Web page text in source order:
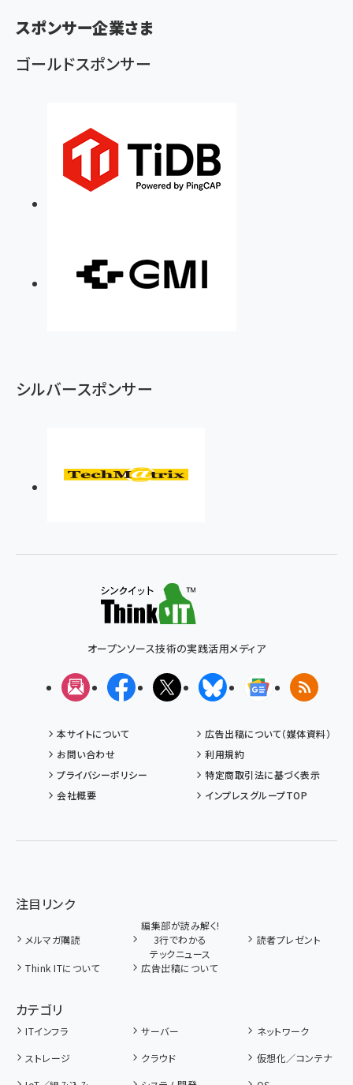
スポンサー企業さま
ゴールドスポンサー
シルバースポンサー
オープンソース技術の実践活用メディア
メルマガFacebookX(エックス)BlueskyGoogleニュ
RSS
本サイトについて
広告出稿について（媒体資料）
お問い合わせ
利用規約
プライバシーポリシー
特定商取引法に基づく表示
会社概要
インプレスグループTOP
注目リンク
メルマガ購読
編集部が読み解く!
3行でわかる
テックニュース
読者プレゼント
Think ITについて 広告出稿について
カテゴリ
ITインフラ サーバー
ネットワーク
ストレージ
クラウド
仮想化／コンテナ